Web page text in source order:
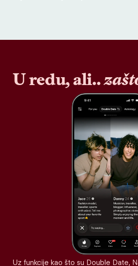
U redu, ali..
Uz funkcije kao što su Double Date,